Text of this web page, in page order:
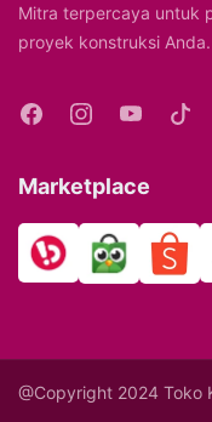
Mitra terpercaya untuk
proyek konstruksi Anda.
Marketplace
@Copyright 2024 Toko